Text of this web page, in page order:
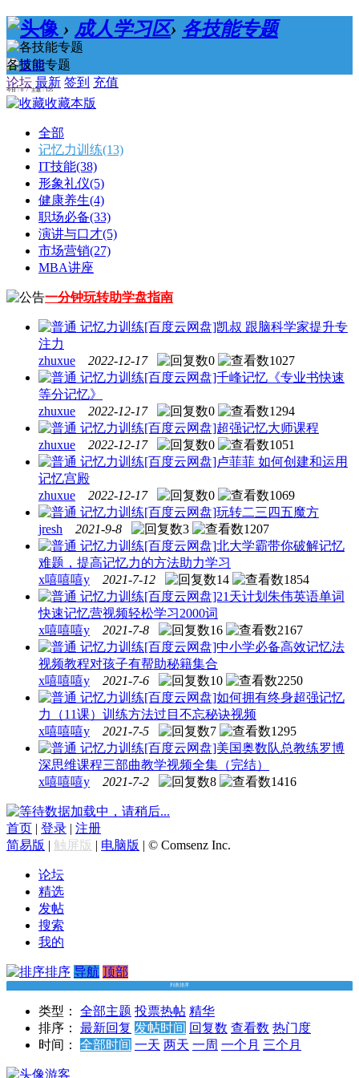
› 成人学习区› 各技能专题
论坛 最新 签到 充值
各技能专题
今日：0 / 主题：125
收藏本版
全部
记忆力训练(13)
IT技能(38)
形象礼仪(5)
健康养生(4)
职场必备(33)
演讲与口才(5)
市场营销(27)
MBA讲座
一分钟玩转助学盘指南
记忆力训练[百度云网盘]凯叔 跟脑科学家提升专
注力
zhuxue
2022-12-17 0
1027
记忆力训练[百度云网盘]千峰记忆《专业书快速
等分记忆》
zhuxue
2022-12-17 0
1294
记忆力训练[百度云网盘]超强记忆大师课程
zhuxue
2022-12-17 0
1051
记忆力训练[百度云网盘]卢菲菲 如何创建和运用
记忆宫殿
zhuxue
2022-12-17 0
1069
记忆力训练[百度云网盘]玩转二三四五魔方
jresh
2021-9-8 3
1207
记忆力训练[百度云网盘]北大学霸带你破解记忆
难题，提高记忆力的方法助力学习
x嘻嘻嘻y
2021-7-12 14
1854
记忆力训练[百度云网盘]21天计划朱伟英语单词
快速记忆营视频轻松学习2000词
x嘻嘻嘻y
2021-7-8 16
2167
记忆力训练[百度云网盘]中小学必备高效记忆法
视频教程对孩子有帮助秘籍集合
x嘻嘻嘻y
2021-7-6 10
2250
记忆力训练[百度云网盘]如何拥有终身超强记忆
力（11课）训练方法过目不忘秘诀视频
x嘻嘻嘻y
2021-7-5 7
1295
记忆力训练[百度云网盘]美国奥数队总教练罗博
深思维课程三部曲教学视频全集（完结）
x嘻嘻嘻y
2021-7-2 8 1416
数据加载中，请稍后...
首页 | 登录 | 注册
简易版 | 触屏版 | 电脑版 | © Comsenz Inc.
论坛
精选
发帖
搜索
我的
排序 导航 顶部
列表排序
类型： 全部主题 投票热帖 精华
排序：
最新回复 发帖时间 回复数 查看数 热门度
时间：
全部时间 一天 两天 一周 一个月 三个月
游客